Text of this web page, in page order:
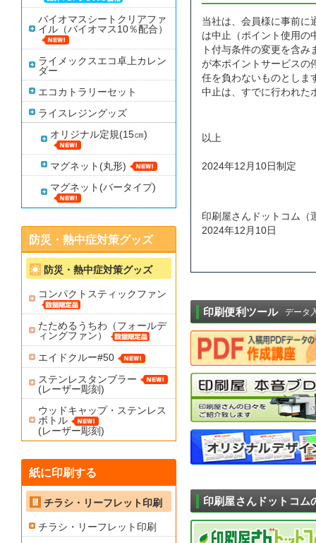
当社は、会員様に事前に
は中止（ポイント使用の
ト付与条件の変更を含
が本ポイントサービスの
任を負わないものとしま
中止は、すでに行われた
以上
2024年12月10日制定
印刷屋さんドットコム（
2024年12月10日
印刷便利ツール データ
印刷屋さんドットコム
バイオマスシートクリアファ
イル（バイオマス10％配合）
ライメックスエコ卓上カレン
ダー
エコカトラリーセット
ライスレジングッズ
オリジナル定規(15㎝)
マグネット(丸形)
マグネット(バータイプ)
防災・熱中症対策グッズ
防災・熱中症対策グッズ
コンパクトスティックファン
たためるうちわ（フォールデ
ィングファン）
エイドクルー#50
ステンレスタンブラー
(レーザー彫刻)
ウッドキャップ・ステンレス
ボトル
(レーザー彫刻)
紙に印刷する
チラシ・リーフレット印刷
チラシ・リーフレット印刷